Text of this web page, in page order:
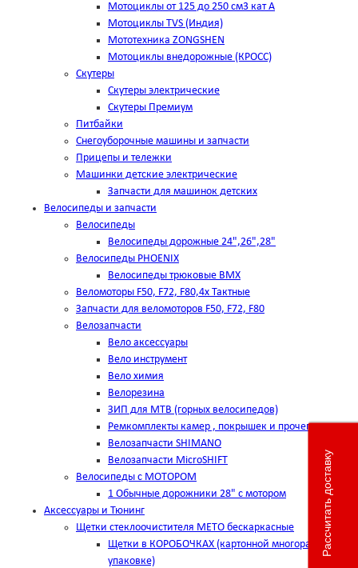
Мотоциклы от 125 до 250 см3 кат А
Мотоциклы TVS (Индия)
Мототехника ZONGSHEN
Мотоциклы внедорожные (КРОСС)
Скутеры
Скутеры электрические
Скутеры Премиум
Питбайки
Снегоуборочные машины и запчасти
Прицепы и тележки
Машинки детские электрические
Запчасти для машинок детских
Велосипеды и запчасти
Велосипеды
Велосипеды дорожные 24",26",28"
Велосипеды PHOENIX
Велосипеды трюковые BMX
Веломоторы F50, F72, F80,4х Тактные
Запчасти для веломоторов F50, F72, F80
Велозапчасти
Вело аксессуары
Вело инструмент
Вело химия
Велорезина
ЗИП для MTB (горных велосипедов)
Ремкомплекты камер , покрышек и прочего
Велозапчасти SHIMANO
Велозапчасти MicroSHIFT
Велосипеды с МОТОРОМ
1 Обычные дорожники 28" с мотором
Аксессуары и Тюнинг
Щетки стеклоочистителя METO бескаркасные
Щетки в КОРОБОЧКАХ (картонной многоразовой
упаковке)
Рассчитать доставку